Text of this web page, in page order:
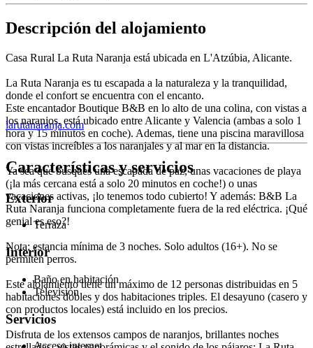
Descripción del alojamiento
Casa Rural La Ruta Naranja está ubicada en L'Atzúbia, Alicante.
La Ruta Naranja es tu escapada a la naturaleza y la tranquilidad,
donde el confort se encuentra con el encanto.
Este encantador Boutique B&B en lo alto de una colina, con vistas a
los naranjos, está ubicado entre Alicante y Valencia (ambas a solo 1
hora y 15 minutos en coche). Ademas, tiene una piscina maravillosa
con vistas increíbles a los naranjales y al mar en la distancia.
Ya sea que busques una escapada de paz, unas vacaciones de playa
(¡la más cercana está a solo 20 minutos en coche!) o unas
vacaciones activas, ¡lo tenemos todo cubierto! Y además: B&B La
Ruta Naranja funciona completamente fuera de la red eléctrica. ¡Qué
genial es eso?!
Nota: estancia mínima de 3 noches. Solo adultos (16+). No se
permiten perros.
Este alojamiento tiene un máximo de 12 personas distribuidas en 5
habitaciones dobles y dos habitaciones triples. El desayuno (casero y
con productos locales) está incluido en los precios.
Disfruta de los extensos campos de naranjos, brillantes noches
larutanaranja.com
Características y servicios
Exterior
Terraza
Interior
Baño en habitación
Televisión
Servicios